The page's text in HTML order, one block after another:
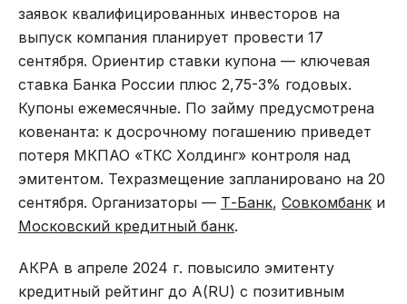
заявок квалифицированных инвесторов на
выпуск компания планирует провести 17
сентября. Ориентир ставки купона — ключевая
ставка Банка России плюс 2,75-3% годовых.
Купоны ежемесячные. По займу предусмотрена
ковенанта: к досрочному погашению приведет
потеря МКПАО «ТКС Холдинг» контроля над
эмитентом. Техразмещение запланировано на 20
сентября. Организаторы — Т-Банк, Совкомбанк и
Московский кредитный банк.
АКРА в апреле 2024 г. повысило эмитенту
кредитный рейтинг до А(RU) с позитивным